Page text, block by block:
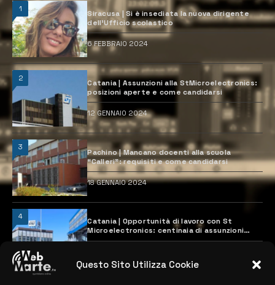
Questo Sito Utilizza Cookie
1
Siracusa | Si è insediata la nuova dirigente
dell’Ufficio scolastico
6 FEBBRAIO 2024
2
Catania | Assunzioni alla StMicroelectronics:
posizioni aperte e come candidarsi
12 GENNAIO 2024
3
Pachino | Mancano docenti alla scuola
“Calleri”: requisiti e come candidarsi
18 GENNAIO 2024
4
Catania | Opportunità di lavoro con St
Microelectronics: centinaia di assunzioni
previste